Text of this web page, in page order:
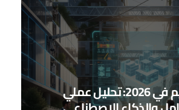
مستقبل البيم في 2026: تحليل عملي